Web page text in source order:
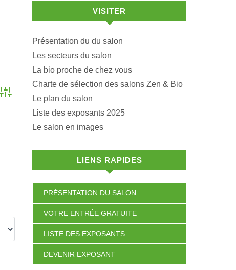
Advanced Search
VISITER
Présentation du du salon
Les secteurs du salon
La bio proche de chez vous
Charte de sélection des salons Zen & Bio
Le plan du salon
Liste des exposants 2025
Le salon en images
LIENS RAPIDES
PRÉSENTATION DU SALON
VOTRE ENTRÉE GRATUITE
LISTE DES EXPOSANTS
DEVENIR EXPOSANT